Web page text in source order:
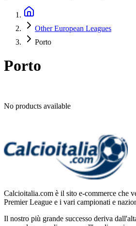
Other European Leagues
Porto
Porto
No products available
Calcioitalia.com è il sito e-commerce che
Premier League e i vari campionati e
Il nostro più grande successo deriva